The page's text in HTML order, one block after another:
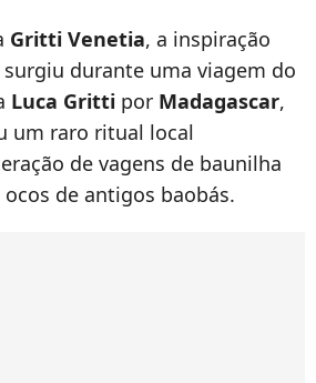
Gritti Venetia, a inspiração
surgiu durante uma viagem do
Luca Gritti por Madagascar,
um raro ritual local
de vagens de baunilha
de antigos baobás.